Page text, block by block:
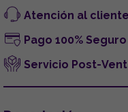
Atención al
Pago 100% Seguro
Servicio Post-